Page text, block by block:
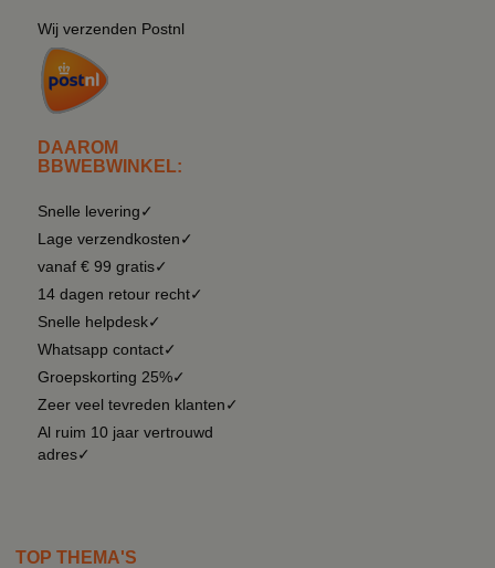
Wij verzenden Postnl
DAAROM
BBWEBWINKEL:
Snelle levering✓
Lage verzendkosten✓
vanaf € 99 gratis✓
14 dagen retour recht✓
Snelle helpdesk✓
Whatsapp contact✓
Groepskorting 25%✓
Zeer veel tevreden klanten✓
Al ruim 10 jaar vertrouwd
adres✓
TOP THEMA'S